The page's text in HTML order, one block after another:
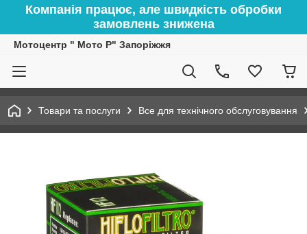
Компанія працює, але швидкість обробки
замовлень знижена
Мотоцентр " Мото Р" Запоріжжя
Товари та послуги Все для технічного обслуговування